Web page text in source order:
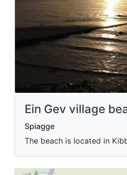
Ein Gev village
Spiagge
The beach is located in